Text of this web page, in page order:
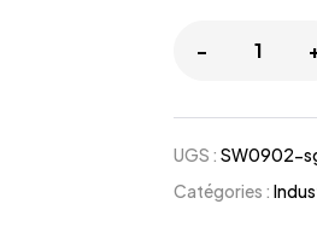
-
UGS :SW0902-
Catégories :